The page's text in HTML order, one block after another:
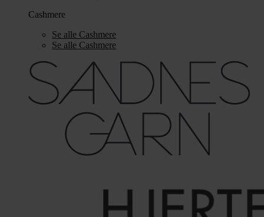
Cashmere
Se alle Cashmere
Se alle Cashmere